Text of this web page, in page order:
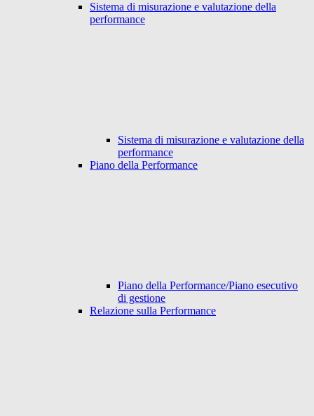
Sistema di misurazione e valutazione della
performance
Sistema di misurazione e valutazione della
performance
Piano della Performance
Piano della Performance/Piano esecutivo
di gestione
Relazione sulla Performance